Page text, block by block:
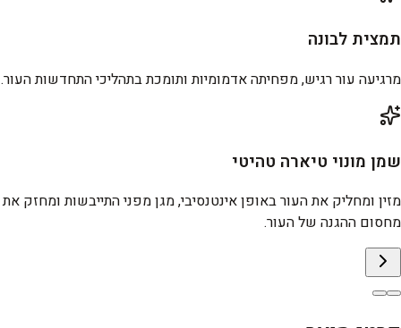
תמצית לבונה
מרגיעה עור רגיש, מפחיתה אדמומיות ותומכת בתהליכי התחדשות העור.
שמן מונוי טיארה טהיטי
מזין ומחליק את העור באופן אינטנסיבי, מגן מפני התייבשות ומחזק את
מחסום ההגנה של העור.